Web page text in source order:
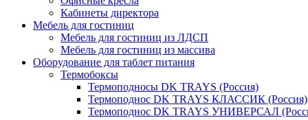
Кабинеты директора
Мебель для гостиниц
Мебель для гостиниц из ЛДСП
Мебель для гостиниц из массива
Оборудование для таблет питания
Термобоксы
Термоподносы DK TRAYS (Россия)
Термоподнос DK TRAYS КЛАССИК (Россия)
Термоподнос DK TRAYS УНИВЕРСАЛ